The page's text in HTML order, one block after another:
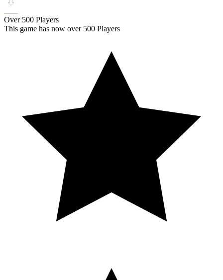
Over 500 Players
This game has now over 500 Players